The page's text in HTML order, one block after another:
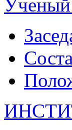
Ученый